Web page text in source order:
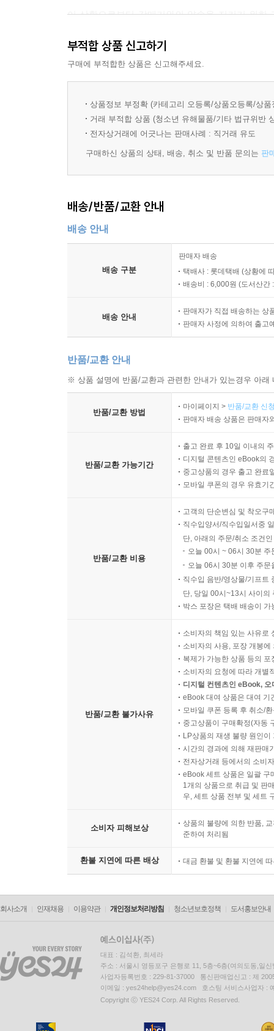
이 상황으로부터 갈매기와의 약속을 지키기 위
작품은 1996년 유럽 최고의 베스트셀러가 됐으며
모두 읽어볼 가치가 있는 훌륭한 이야기”(쥐트 도
어미를 잃은 새끼 갈매기에게 나는 법을 가르치다
갈매기. 마지막 남은 힘을 다해 육지로 날아가
고양이 소르바스와 만나게 된다.
고양이 소르바스는 죽어 가는 갈매기에게 세 가지
소르바스에게는 몹시 버거운 약속이었다. 그렇
낯설고 힘든 상황에 부딪힌 소르바스는 항구의
가르친다는 세 번째 약속은 소르바스와 그의 친
결국 소르바스는 고양이 세상 밖에서 누군가의
소통해서는 안된다”는 것은 고양이 사회의 금기
소르바스는 신뢰할 수 있는 유일한 인간인 한 시인
떠는 아포르뚜나다에게 엄마 고양이 소르바스는
“날개만으로 날 수 있는 건 아냐! 오직 날려고 노력
마침내 아포르뚜나다는 난간을 박차고 비가 내
빗물인지 눈물인지 알 수 없는 액체 방울들이 하염
부적합 상품 신고하기
구매에 부적합한 상품은 신고해주세요.
상품정보 부정확 (카테고리 오등록/상품오등록/상
거래 부적합 상품 (청소년 유해물품/기타 법규위반
전자상거래에 어긋나는 판매사례 : 직거래 유도
구매하신 상품의 상태, 배송, 취소 및 반품 문의는 판
배송/반품/교환 안내
배송 안내
배송 구분
판매자 배송
택배사 : 롯데택배 (상황에
배송비 : 6,000원 (도서산간
배송 안내
판매자가 직접 배송하는 상
판매자 사정에 의하여 출고
반품/교환 안내
※ 상품 설명에 반품/교환과 관련한 안내가 있는경우 아
반품/교환 방법
마이페이지 > 반품/교환 신
판매자 배송 상품은 판매자
반품/교환 가능기간
출고 완료 후 10일 이내의
디지털 콘텐츠인 eBook의
중고상품의 경우 출고 완료
모바일 쿠폰의 경우 유효기
반품/교환 비용
고객의 단순변심 및 착오구
직수입양서/직수입일서중
단, 아래의 주문/취소 조건
오늘 00시 ~ 06시 30분
오늘 06시 30분 이후 주
직수입 음반/영상물/기프트
단, 당일 00시~13시 사이의
박스 포장은 택배 배송이
반품/교환 불가사유
소비자의 책임 있는 사유로
소비자의 사용, 포장 개봉
복제가 가능한 상품 등의
소비자의 요청에 따라 개별
디지털 컨텐츠인 eBook,
eBook 대여 상품은 대여 기
모바일 쿠폰 등록 후 취소/
중고상품이 구매확정(자동
LP상품의 재생 불량 원인
시간의 경과에 의해 재판매
전자상거래 등에서의 소비
eBook 세트 상품은 일괄 구
1개의 상품으로 취급 및 판
우, 세트 상품 전부 및 세트
소비자 피해보상
상품의 불량에 의한 반품,
준하여 처리됨
환불 지연에 따른 배상 대금 환불 및 환불 지연에
회사소개 인재채용 이용약관 개인정보처리방침 청소년보호정책 도서홍보안내
대표 : 김석환, 최세라
주소 : 서울시 영등포구 은행로 11, 5층~6층(여의도동,일신
사업자등록번호 : 229-81-37000 통신판매업신고 : 제
이메일 : yes24help@yes24.com 호스팅 서비스사업자 :
Copyright ⓒ YES24 Corp. All Rights Reserved.